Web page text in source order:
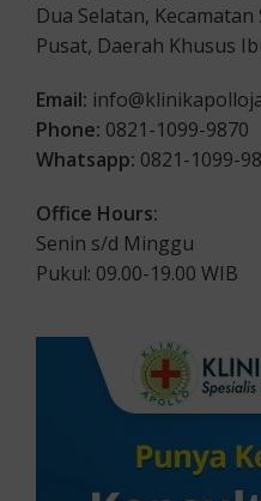
Dua Selatan,
Pusat, Daerah Khusus
Email:
Phone: 0821-1099-9870
Whatsapp: 0821-1099-
Office Hours:
Senin s/d Minggu
Pukul: 09.00-19.00 WIB